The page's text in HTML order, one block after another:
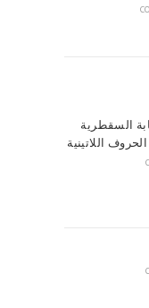
السقطرية
اللاتينية